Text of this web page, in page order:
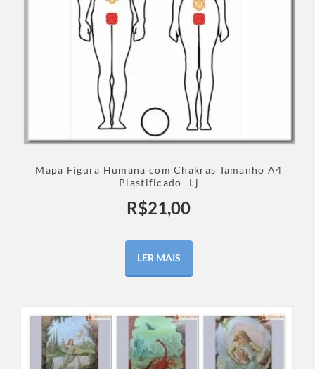
Mapa Figura Humana com Chakras Tamanho A4
Plastificado- Lj
R$21,00
LER MAIS